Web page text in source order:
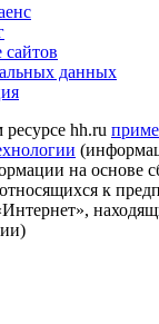
сайтов
данных
hh.ru
на основе
к